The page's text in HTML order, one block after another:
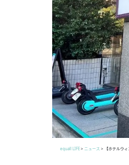
equall LIFE> ニュース > 【ホテルウ